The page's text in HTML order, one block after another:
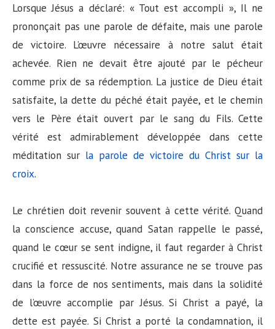
Lorsque Jésus a déclaré: « Tout est accompli », Il ne
prononçait pas une parole de défaite, mais une parole
de victoire. L’œuvre nécessaire à notre salut était
achevée. Rien ne devait être ajouté par le pécheur
comme prix de sa rédemption. La justice de Dieu était
satisfaite, la dette du péché était payée, et le chemin
vers le Père était ouvert par le sang du Fils. Cette
vérité est admirablement développée dans cette
méditation sur la parole de victoire du Christ sur la
croix.
Le chrétien doit revenir souvent à cette vérité. Quand
la conscience accuse, quand Satan rappelle le passé,
quand le cœur se sent indigne, il faut regarder à Christ
crucifié et ressuscité. Notre assurance ne se trouve pas
dans la force de nos sentiments, mais dans la solidité
de l’œuvre accomplie par Jésus. Si Christ a payé, la
dette est payée. Si Christ a porté la condamnation, il